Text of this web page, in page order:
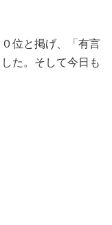
位と掲げ、「有言
た。そして今日も